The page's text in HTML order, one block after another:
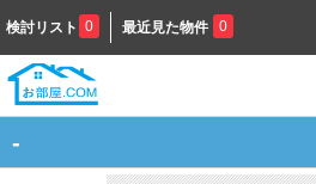
検討リスト 0 最近見た物件 0
-